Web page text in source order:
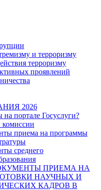
и терроризму
терроризму
проявлений
2026
портале Госуслуги?
приема на программы
среднего
ПРИЕМА НА
НАУЧНЫХ И
КАДРОВ В